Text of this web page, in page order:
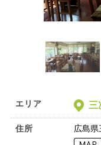
エリア 三
住所 広島